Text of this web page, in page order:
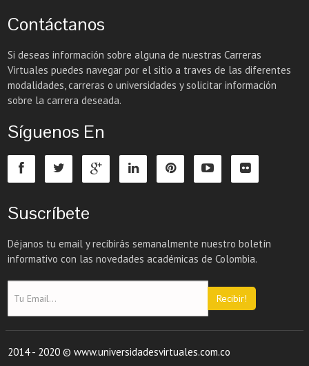
Contáctanos
Si deseas información sobre alguna de nuestras Carreras
Virtuales puedes navegar por el sitio a traves de las diferentes
modalidades, carreras o universidades y solicitar información
sobre la carrera deseada.
Síguenos En
Suscríbete
Déjanos tu email y recibirás semanalmente nuestro boletín
informativo con las novedades académicas de Colombia.
Recibir!
2014 - 2020 © www.universidadesvirtuales.com.co